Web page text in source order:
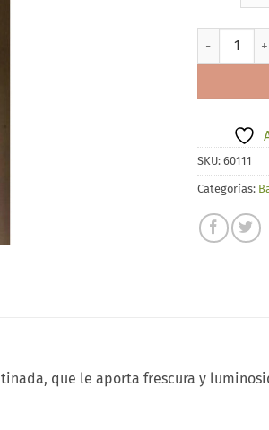
GISELA
SKU: 60111
Categorías:
que le aporta frescura y